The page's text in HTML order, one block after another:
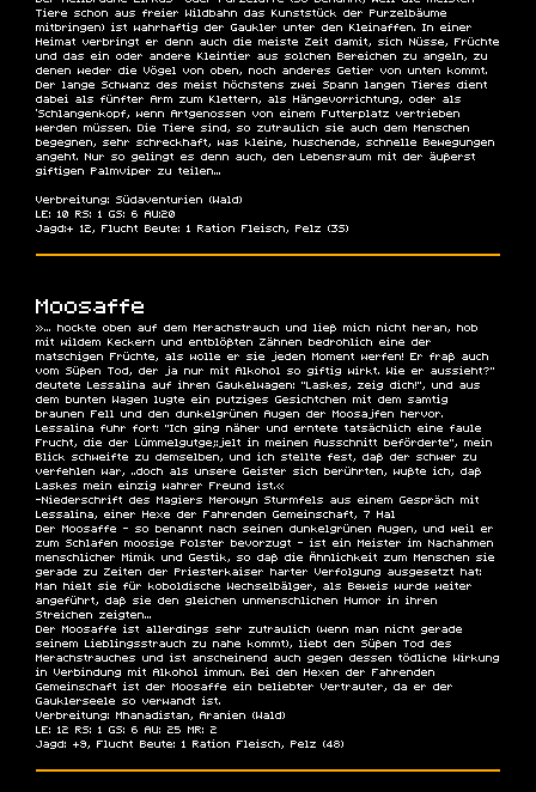
Tiere schon aus freier Wildbahn das Kunststück der Purzelbäume
mitbringen) ist wahrhaftig der Gaukler unter den Kleinaffen. In einer
Heimat verbringt er denn auch die meiste Zeit damit, sich Nüsse, Früchte
und das ein oder andere Kleintier aus solchen Bereichen zu angeln, zu
denen weder die Vögel von oben, noch anderes Getier von unten kommt.
Der lange Schwanz des meist höchstens zwei Spann langen Tieres dient
dabei als fünfter Arm zum Klettern, als Hängevorrichtung, oder als
'Schlangenkopf, wenn Artgenossen von einem Futterplatz vertrieben
werden müssen. Die Tiere sind, so zutraulich sie auch dem Menschen
begegnen, sehr schreckhaft, was kleine, huschende, schnelle Bewegungen
angeht. Nur so gelingt es denn auch, den Lebensraum mit der äußerst
giftigen Palmviper zu teilen...
Verbreitung: Südaventurien (Wald)
LE: 10 RS: 1 GS: 6 AU:20
Jagd:+ 12, Flucht Beute: 1 Ration Fleisch, Pelz (3S)
Moosaffe
»... hockte oben auf dem Merachstrauch und ließ mich nicht heran, hob
mit wildem Keckern und entblößten Zähnen bedrohlich eine der
matschigen Früchte, als wolle er sie jeden Moment werfen! Er fraß auch
vom Süßen Tod, der ja nur mit Alkohol so giftig wirkt. Wie er aussieht?"
deutete Lessalina auf ihren Gaukelwagen: "Laskes, zeig dich!", und aus
dem bunten Wagen lugte ein putziges Gesichtchen mit dem samtig
braunen Fell und den dunkelgrünen Augen der Moosajfen hervor.
Lessalina fuhr fort: "Ich ging näher und erntete tatsächlich eine faule
Frucht, die der Lümmelgutge;:jelt in meinen Ausschnitt beförderte", mein
Blick schweifte zu demselben, und ich stellte fest, daß der schwer zu
verfehlen war, „doch als unsere Geister sich berührten, wußte ich, daß
Laskes mein einzig wahrer Freund ist.«
-Niederschrift des Magiers Merowyn Sturmfels aus einem Gespräch mit
Lessalina, einer Hexe der Fahrenden Gemeinschaft, 7 Hal
Der Moosaffe - so benannt nach seinen dunkelgrünen Augen, und weil er
zum Schlafen moosige Polster bevorzugt - ist ein Meister im Nachahmen
menschlicher Mimik und Gestik, so daß die Ähnlichkeit zum Menschen sie
gerade zu Zeiten der Priesterkaiser harter Verfolgung ausgesetzt hat:
Man hielt sie für koboldische Wechselbälger, als Beweis wurde weiter
angeführt, daß sie den gleichen unmenschlichen Humor in ihren
Streichen zeigten...
Der Moosaffe ist allerdings sehr zutraulich (wenn man nicht gerade
seinem Lieblingsstrauch zu nahe kommt), liebt den Süßen Tod des
Merachstrauches und ist anscheinend auch gegen dessen tödliche Wirkung
in Verbindung mit Alkohol immun. Bei den Hexen der Fahrenden
Gemeinschaft ist der Moosaffe ein beliebter Vertrauter, da er der
Gauklerseele so verwandt ist.
Verbreitung: Mhanadistan, Aranien (Wald)
LE: 12 RS: 1 GS: 6 AU: 25 MR: 2
Jagd: +9, Flucht Beute: 1 Ration Fleisch, Pelz (48)